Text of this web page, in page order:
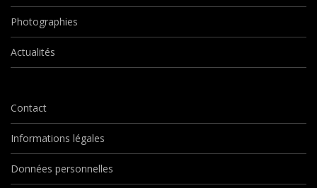
Photographies
Actualités
Contact
Informations légales
Données personnelles